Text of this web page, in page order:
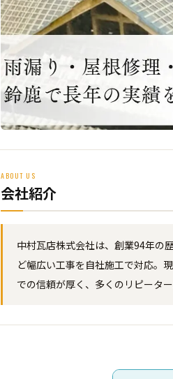
ABOUT US
会社紹介
中村瓦店株式会社は、創業94年の
ど幅広い工事を自社施工で対応。
での信頼が厚く、多くのリピータ